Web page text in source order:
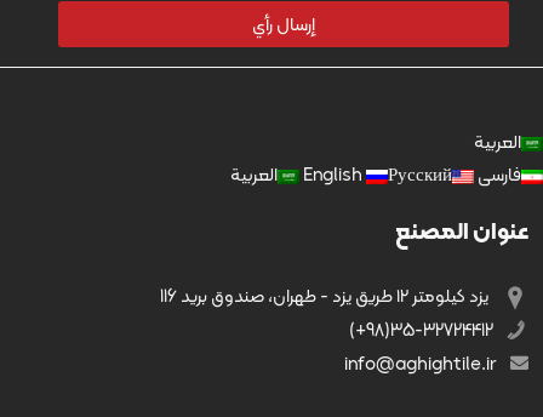
العربية
فارسی
English Русский العربية
عنوان المصنع
يزد کیلومتر ۱۲ طریق يزد - طهران، صندوق بريد 116